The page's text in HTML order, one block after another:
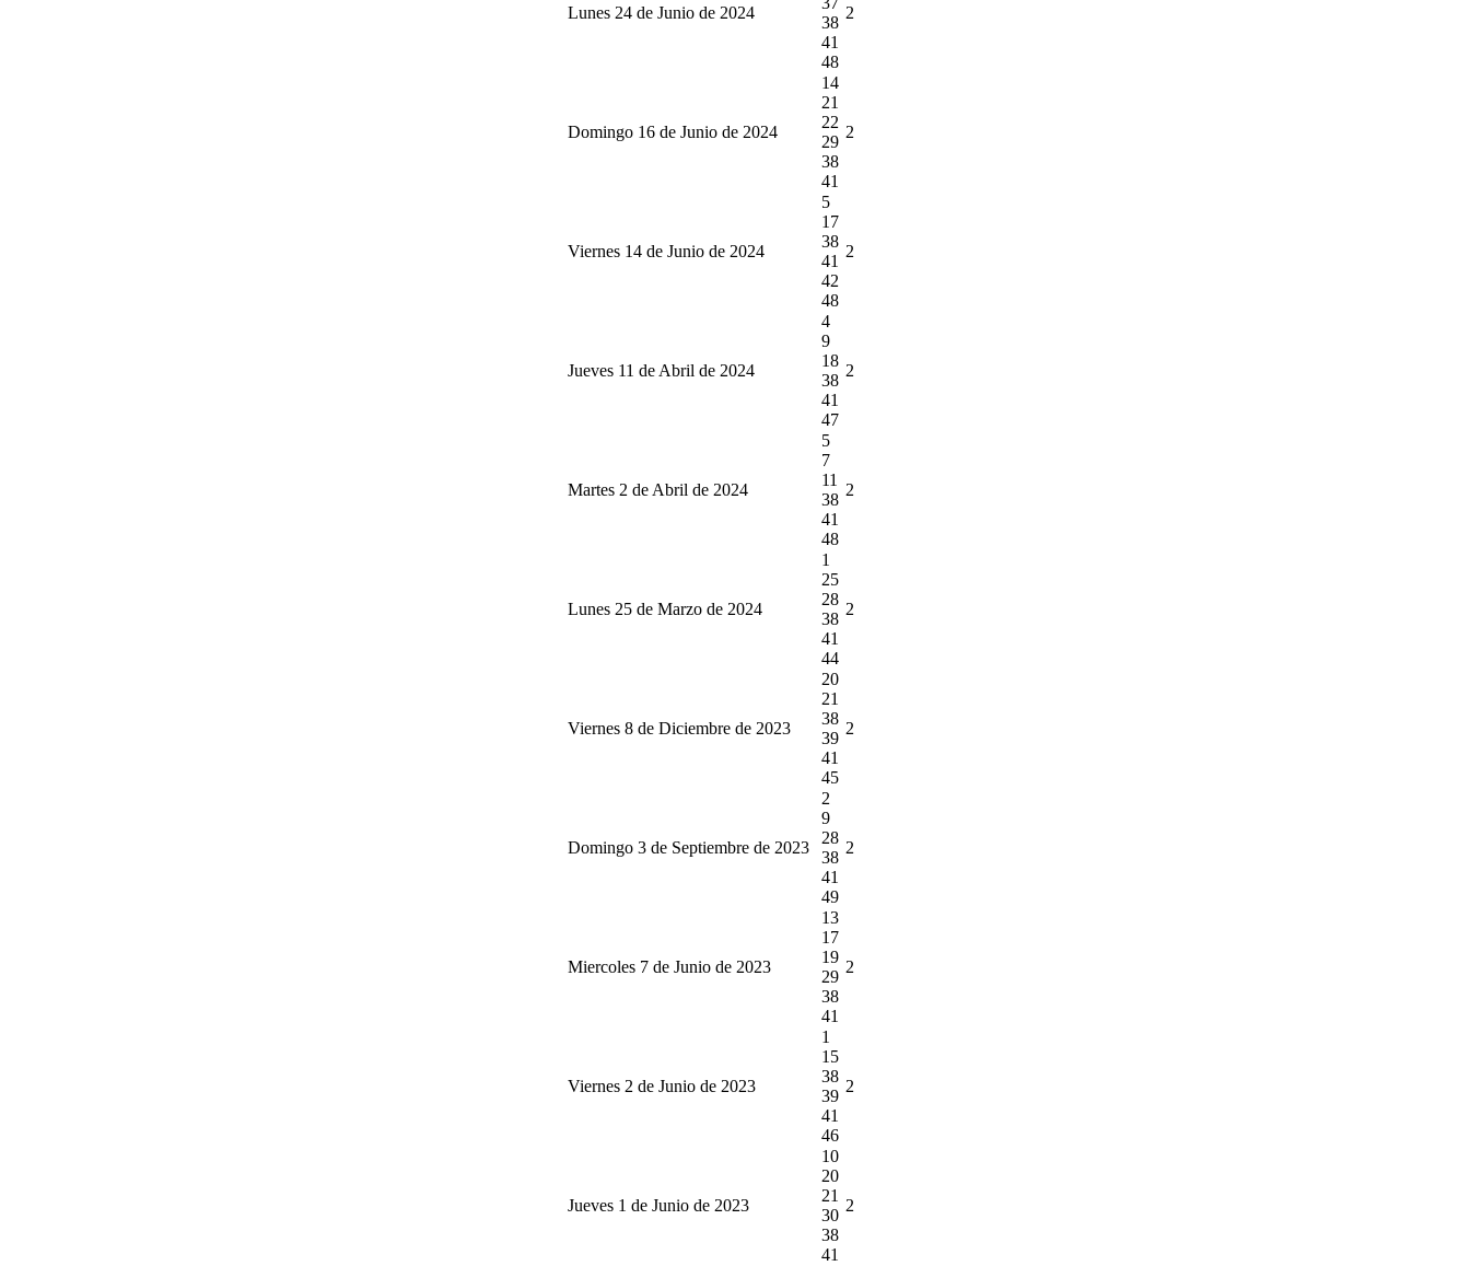
Lunes 24 de Junio de 2024
38
41
48
2
Domingo 16 de Junio de 2024
14
21
22
29
38
41
2
Viernes 14 de Junio de 2024
5
17
38
41
42
48
2
Jueves 11 de Abril de 2024
4
9
18
38
41
47
2
Martes 2 de Abril de 2024
5
7
11
38
41
48
2
Lunes 25 de Marzo de 2024
1
25
28
38
41
44
2
Viernes 8 de Diciembre de 2023
20
21
38
39
41
45
2
Domingo 3 de Septiembre de 2023
2
9
28
38
41
49
2
Miercoles 7 de Junio de 2023
13
17
19
29
38
41
2
Viernes 2 de Junio de 2023
1
15
38
39
41
46
2
Jueves 1 de Junio de 2023
10
20
21
30
38
41
2